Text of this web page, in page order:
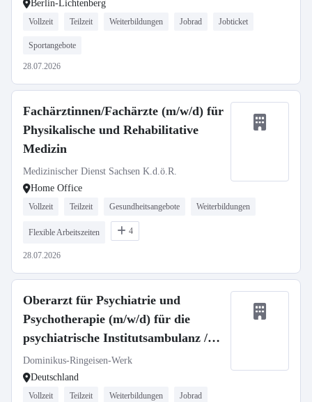
Berlin-Lichtenberg
Vollzeit Teilzeit Weiterbildungen Jobrad Jobticket
Sportangebote
28.07.2026
Fachärztinnen/Fachärzte (m/w/d) für
Physikalische und Rehabilitative
Medizin
Medizinischer Dienst Sachsen K.d.ö.R.
Home Office
Vollzeit Teilzeit Gesundheitsangebote Weiterbildungen
Flexible Arbeitszeiten 4
28.07.2026
Oberarzt für Psychiatrie und
Psychotherapie (m/w/d) für die
psychiatrische Institutsambulanz /
Fachabteilung Psychiatrie unseres
Zweckverbands Krankenhaus St.
Camillus
Dominikus-Ringeisen-Werk
Deutschland
Vollzeit Teilzeit Weiterbildungen Jobrad